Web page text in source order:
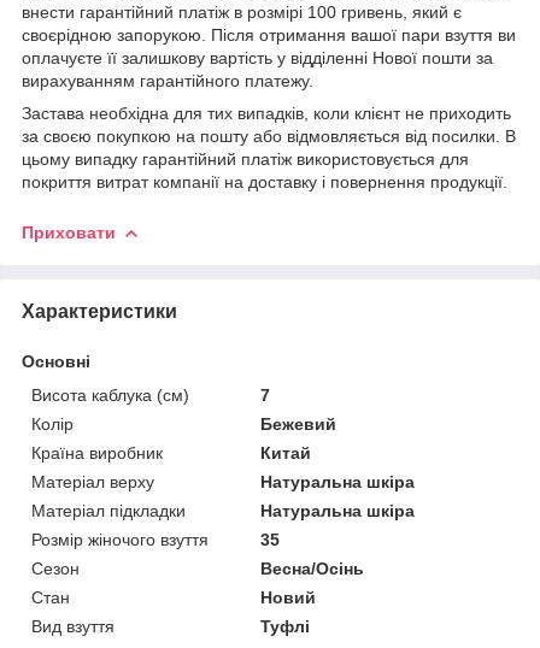
внести гарантійний платіж в розмірі 100 гривень, який є
своєрідною запорукою. Після отримання вашої пари взуття ви
оплачуєте її залишкову вартість у відділенні Нової пошти за
вирахуванням гарантійного платежу.
Застава необхідна для тих випадків, коли клієнт не приходить
за своєю покупкою на пошту або відмовляється від посилки. В
цьому випадку гарантійний платіж використовується для
покриття витрат компанії на доставку і повернення продукції.
Приховати
Характеристики
Основні
Висота каблука (см)
7
Колір
Бежевий
Країна виробник
Китай
Матеріал верху
Натуральна шкіра
Матеріал підкладки
Натуральна шкіра
Розмір жіночого взуття
35
Сезон
Весна/Осінь
Стан
Новий
Вид взуття
Туфлі